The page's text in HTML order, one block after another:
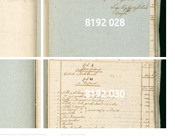
8192 028
8192 030